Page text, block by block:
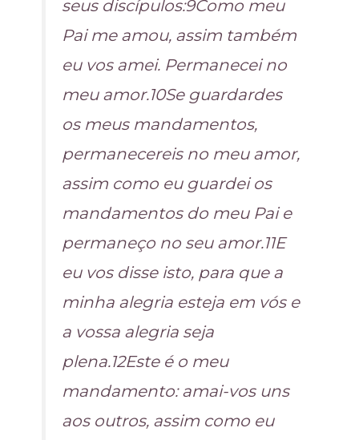
seus discípulos:9Como meu
Pai me amou, assim também
eu vos amei. Permanecei no
meu amor.10Se guardardes
os meus mandamentos,
permanecereis no meu amor,
assim como eu guardei os
mandamentos do meu Pai e
permaneço no seu amor.11E
eu vos disse isto, para que a
minha alegria esteja em vós e
a vossa alegria seja
plena.12Este é o meu
mandamento: amai-vos uns
aos outros, assim como eu